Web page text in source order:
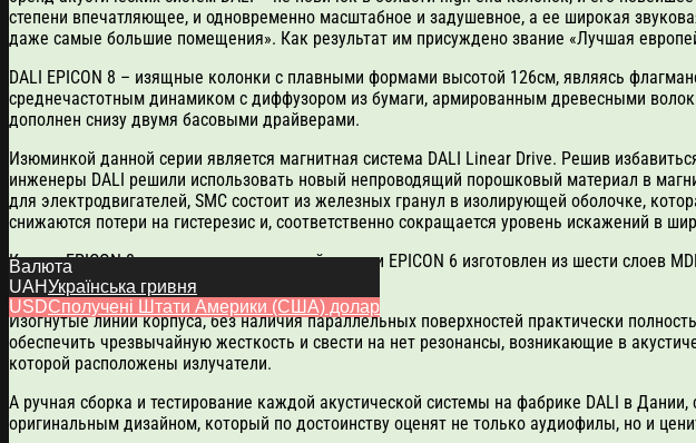
степени впечатляющее, и одновременно масштабное и задушевное, а ее широкая
даже самые большие помещения». Как результат им присуждено звание «Лучшая
DALI EPICON 8 – изящные колонки с плавными формами высотой 126см, являясь
среднечастотным динамиком с диффузором из бумаги, армированным древесными
дополнен снизу двумя басовыми драйверами.
Изюминкой данной серии является магнитная система DALI Linear Drive. Решив
инженеры DALI решили использовать новый непроводящий порошковый материал в
для электродвигателей, SMC состоит из железных гранул в изолирующей оболочке,
снижаются потери на гистерезис и, соответственно сокращается уровень искажений в
Корпус EPICON 8, так же как и у младшей модели EPICON 6 изготовлен из шести
дерева.
Изогнутые линии корпуса, без наличия параллельных поверхностей практически
обеспечить чрезвычайную жесткость и свести на нет резонансы, возникающие в
которой расположены излучатели.
А ручная сборка и тестирование каждой акустической системы на фабрике DALI в
оригинальным дизайном, который по достоинству оценят не только аудиофилы, но и
Валюта
UAHУкраїнська гривня
USDСполучені Штати Америки (США) долар